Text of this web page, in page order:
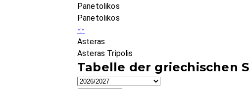
Panetolikos
Panetolikos
-:-
Asteras
Asteras Tripolis
Tabelle der griechischen